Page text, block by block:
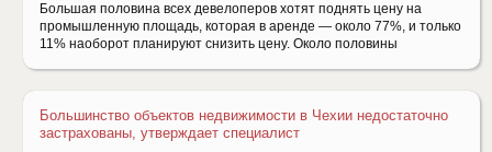
Большая половина всех девелоперов хотят поднять цену на
промышленную площадь, которая в аренде — около 77%, и только
11% наоборот планируют снизить цену. Около половины
Большинство объектов недвижимости в Чехии недостаточно
застрахованы, утверждает специалист